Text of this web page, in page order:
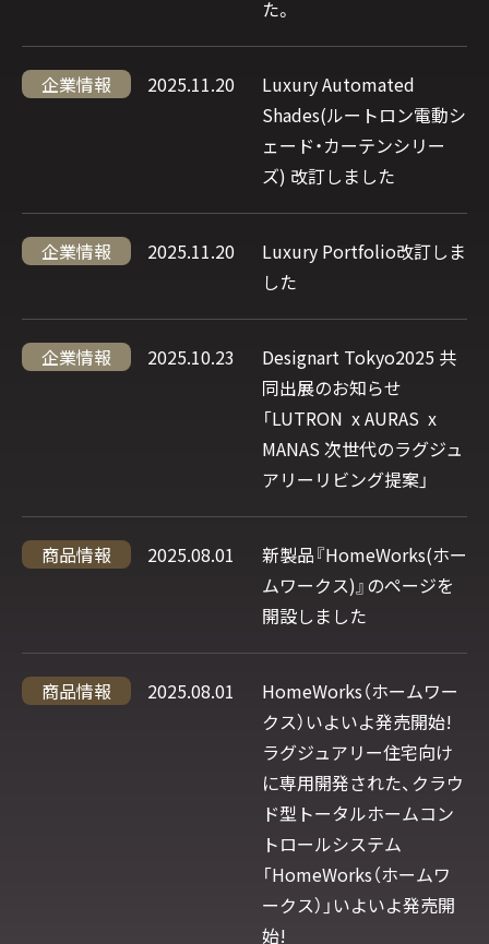
た。
企業情報 2025.11.20
Luxury Automated
Shades(ルートロン電動シ
ェード・カーテンシリー
ズ) 改訂しました
企業情報 2025.11.20
Luxury Portfolio改訂しま
した
企業情報 2025.10.23
Designart Tokyo2025 共
同出展のお知らせ
「LUTRON x AURAS x
MANAS 次世代のラグジュ
アリーリビング提案」
商品情報 2025.08.01
新製品『HomeWorks(ホー
ムワークス)』のページを
開設しました
商品情報 2025.08.01
HomeWorks（ホームワー
クス）いよいよ発売開始!
ラグジュアリー住宅向け
に専用開発された、クラウ
ド型トータルホームコン
トロールシステム
「HomeWorks（ホームワ
ークス）」いよいよ発売開
始!